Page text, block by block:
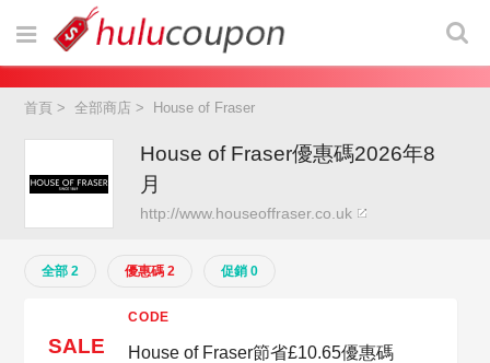
首頁 >全部商店 > House of Fraser
House of Fraser優惠碼2026年8
月
http://www.houseoffraser.co.uk
全部 2 優惠碼 2 促銷 0
SALE
CODE
House of Fraser節省£10.65優惠碼